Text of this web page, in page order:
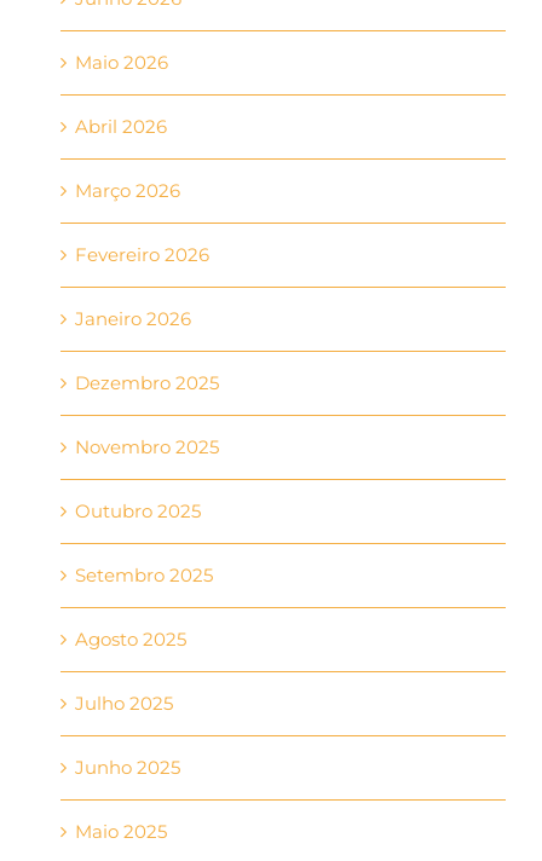
Maio 2026
Abril 2026
Março 2026
Fevereiro 2026
Janeiro 2026
Dezembro 2025
Novembro 2025
Outubro 2025
Setembro 2025
Agosto 2025
Julho 2025
Junho 2025
Maio 2025